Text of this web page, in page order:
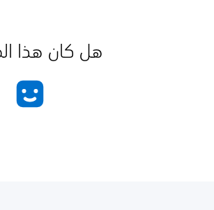
هل كان هذا